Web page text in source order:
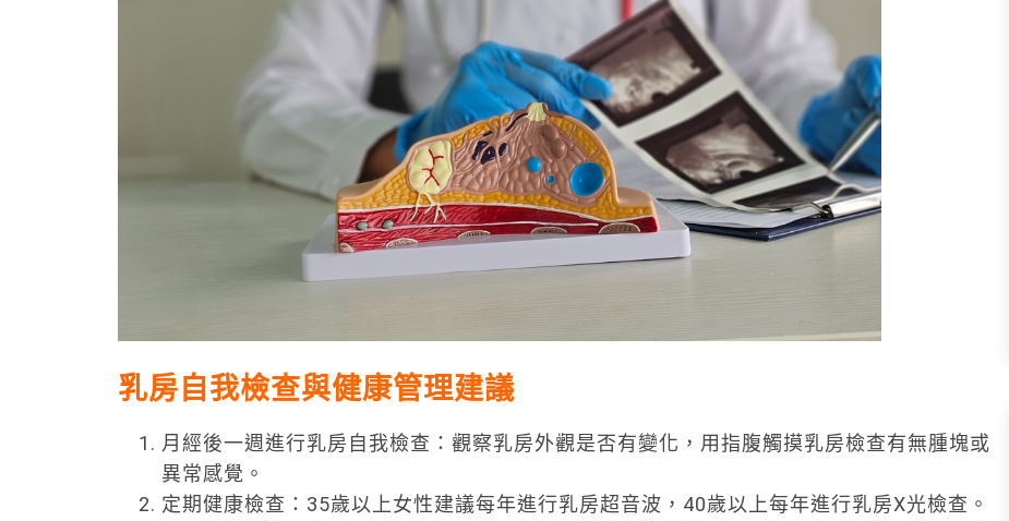
乳房自我檢查與健康管理建議
月經後一週進行乳房自我檢查：觀察乳房外觀是否有變化，用指腹觸摸乳房檢查有無腫塊或
異常感覺。
定期健康檢查：35歲以上女性建議每年進行乳房超音波，40歲以上每年進行乳房X光檢查。